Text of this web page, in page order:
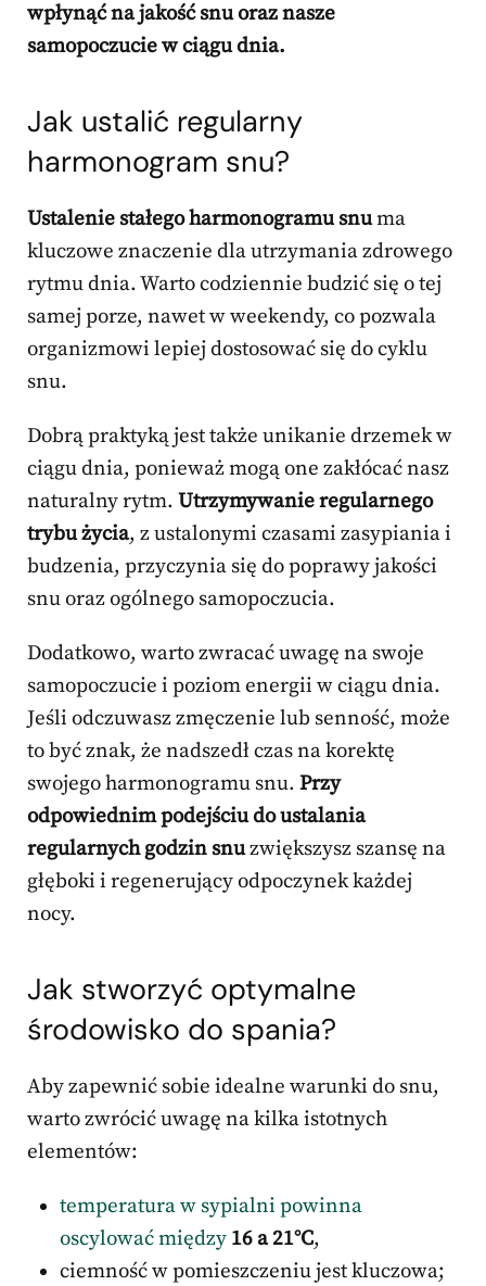
wpłynąć na jakość snu oraz nasze
samopoczucie w ciągu dnia.
Jak ustalić regularny
harmonogram snu?
Ustalenie stałego harmonogramu snuma
kluczowe znaczenie dla utrzymania zdrowego
rytmu dnia. Warto codziennie budzić się o tej
samej porze, nawet w weekendy, co pozwala
organizmowi lepiej dostosować się do cyklu
snu.
Dobrą praktyką jest także unikanie drzemek w
ciągu dnia, ponieważ mogą one zakłócać nasz
naturalny rytm. Utrzymywanie regularnego
trybu życia, z ustalonymi czasami zasypiania i
budzenia, przyczynia się do poprawy jakości
snu oraz ogólnego samopoczucia.
Dodatkowo, warto zwracać uwagę na swoje
samopoczucie i poziom energii w ciągu dnia.
Jeśli odczuwasz zmęczenie lub senność, może
to być znak, że nadszedł czas na korektę
swojego harmonogramu snu. Przy
odpowiednim podejściu do ustalania
regularnych godzin snuzwiększysz szansę na
głęboki i regenerujący odpoczynek każdej
nocy.
Jak stworzyć optymalne
środowisko do spania?
Aby zapewnić sobie idealne warunki do snu,
warto zwrócić uwagę na kilka istotnych
elementów:
temperatura w sypialni powinna
oscylować między 16 a 21°C,
ciemność w pomieszczeniu jest kluczowa;